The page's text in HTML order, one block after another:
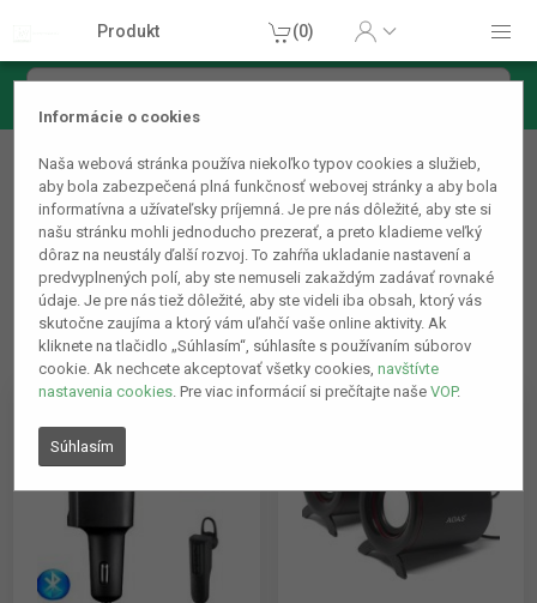
Informácie o cookies
Naša webová stránka používa niekoľko typov cookies a služieb,
aby bola zabezpečená plná funkčnosť webovej stránky a aby bola
informatívna a užívateľsky príjemná. Je pre nás dôležité, aby ste si
našu stránku mohli jednoducho prezerať, a preto kladieme veľký
dôraz na neustály ďalší rozvoj. To zahŕňa ukladanie nastavení a
predvyplnených polí, aby ste nemuseli zakaždým zadávať rovnaké
údaje. Je pre nás tiež dôležité, aby ste videli iba obsah, ktorý vás
skutočne zaujíma a ktorý vám uľahčí vaše online aktivity. Ak
kliknete na tlačidlo „Súhlasím“, súhlasíte s používaním súborov
cookie. Ak nechcete akceptovať všetky cookies,navštívte
nastavenia cookies. Pre viac informácií si prečítajte našeVOP.
Súhlasím
Produkt (0)
Vysielače, handsfree